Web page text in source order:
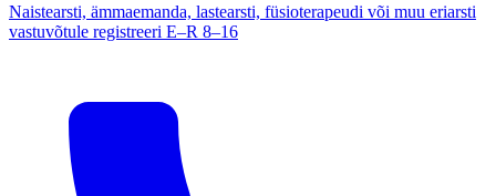
Naistearsti, ämmaemanda, lastearsti, füsioterapeudi või muu eriarsti
vastuvõtule registreeri E–R 8–16